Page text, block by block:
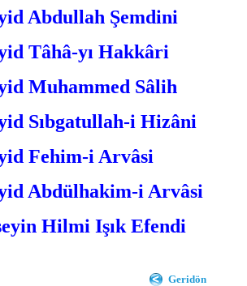
Abdullah Şemdini
Tâhâ-yı Hakkâri
Muhammed Sâlih
Sıbgatullah-i Hizâni
Fehim-i Arvâsi
Abdülhakim-i Arvâsi
Hilmi Işık Efendi
Geridön